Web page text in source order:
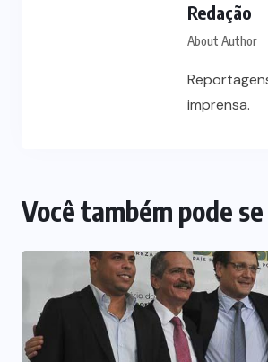
Redação
About Author
imprensa.
Você também pode